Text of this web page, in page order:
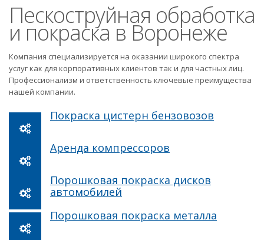
Пескоструйная обработка
и покраска в Воронеже
Компания специализируется на оказании широкого спектра
услуг как для корпоративных клиентов так и для частных лиц.
Профессионализм и ответственность ключевые преимущества
нашей компании.
Покраска цистерн бензовозов
Аренда компрессоров
Порошковая покраска дисков
автомобилей
Порошковая покраска металла